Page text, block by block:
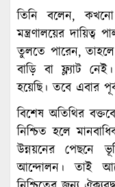
তিনি বলেন,
মন্ত্রণালয়ের
তুলতে পারেন,
বাড়ি বা ফ্ল্যাট
হয়েছি। তবে এবার
বিশেষ অতিথির
নিশ্চিত হলে
উন্নয়নের পেছনে
আন্দোলন। তাই